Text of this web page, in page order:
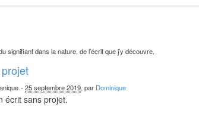
signifiant dans la nature, de l’écrit que j’y découvre.
-25 septembre 2019, par Dominique
écrit sans projet.